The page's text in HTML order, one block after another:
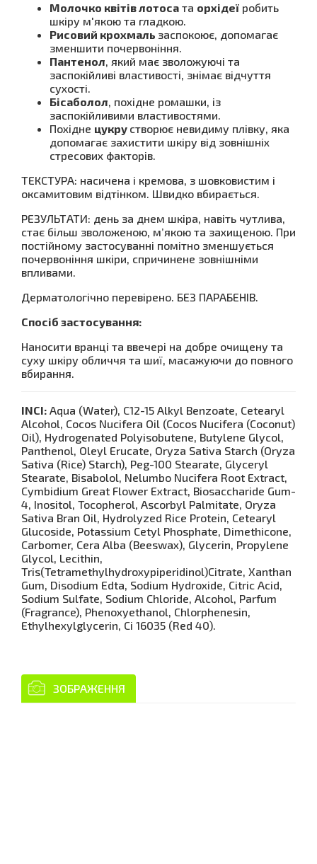
Молочко квітів лотоса та орхідеї робить
шкіру м'якою та гладкою.
Рисовий крохмаль заспокоює, допомагає
зменшити почервоніння.
Пантенол, який має зволожуючі та
заспокійливі властивості, знімає відчуття
сухості.
Бісаболол, похідне ромашки, із
заспокійливими властивостями.
Похідне цукру створює невидиму плівку, яка
допомагає захистити шкіру від зовнішніх
стресових факторів.
ТЕКСТУРА: насичена і кремова, з шовковистим і
оксамитовим відтінком. Швидко вбирається.
РЕЗУЛЬТАТИ: день за днем ​​шкіра, навіть чутлива,
стає більш зволоженою, м’якою та захищеною. При
постійному застосуванні помітно зменшується
почервоніння шкіри, спричинене зовнішніми
впливами.
Дерматологічно перевірено. БЕЗ ПАРАБЕНІВ.
Спосіб застосування:
Наносити вранці та ввечері на добре очищену та
суху шкіру обличчя та шиї, масажуючи до повного
вбирання.
INCI: Aqua (Water), C12-15 Alkyl Benzoate, Cetearyl
Alcohol, Cocos Nucifera Oil (Cocos Nucifera (Coconut)
Oil), Hydrogenated Polyisobutene, Butylene Glycol,
Panthenol, Oleyl Erucate, Oryza Sativa Starch (Oryza
Sativa (Rice) Starch), Peg-100 Stearate, Glyceryl
Stearate, Bisabolol, Nelumbo Nucifera Root Extract,
Cymbidium Great Flower Extract, Biosaccharide Gum-
4, Inositol, Tocopherol, Ascorbyl Palmitate, Oryza
Sativa Bran Oil, Hydrolyzed Rice Protein, Cetearyl
Glucoside, Potassium Cetyl Phosphate, Dimethicone,
Carbomer, Cera Alba (Beeswax), Glycerin, Propylene
Glycol, Lecithin,
Tris(Tetramethylhydroxypiperidinol)Citrate, Xanthan
Gum, Disodium Edta, Sodium Hydroxide, Citric Acid,
Sodium Sulfate, Sodium Chloride, Alcohol, Parfum
(Fragrance), Phenoxyethanol, Chlorphenesin,
Ethylhexylglycerin, Ci 16035 (Red 40).
ЗОБРАЖЕННЯ